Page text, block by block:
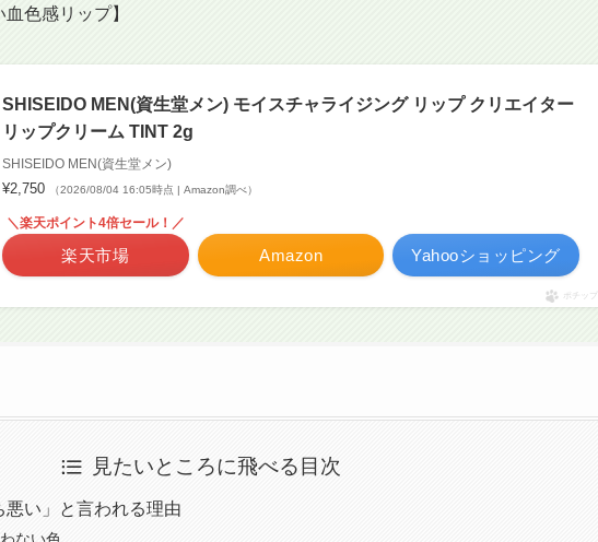
色感リップ】
SHISEIDO MEN(資生堂メン) モイスチャライジング リップ クリエイター
リップクリーム TINT 2g
SHISEIDO MEN(資生堂メン)
¥2,750 （2026/08/04 16:05時点 | Amazon調べ）
Amazon
＼楽天ポイント4倍セール！／
楽天市場 Yahooショッピング
ポチップ
見たいところに飛べる目次
悪い」と言われる理由